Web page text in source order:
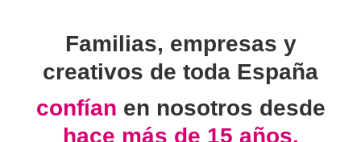
Familias, empresas y
creativos de toda España
confían en nosotros desde
hace más de 15 años.